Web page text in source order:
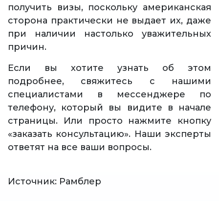
получить визы, поскольку американская
сторона практически не выдает их, даже
при наличии настолько уважительных
причин.
Если вы хотите узнать об этом
подробнее, свяжитесь с нашими
специалистами в мессенджере по
телефону, который вы видите в начале
страницы. Или просто нажмите кнопку
«заказать консультацию». Наши эксперты
ответят на все ваши вопросы.
Источник: Рамблер